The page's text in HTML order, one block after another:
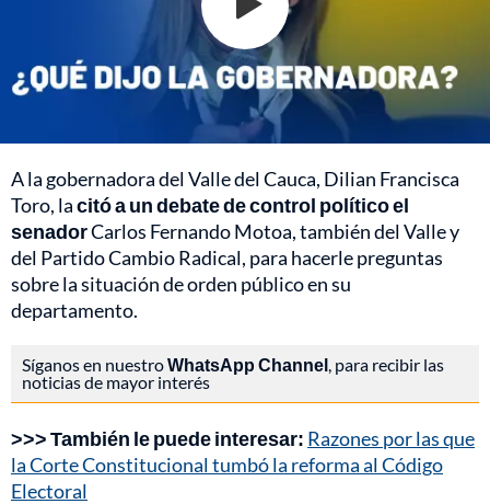
A la gobernadora del Valle del Cauca, Dilian Francisca
Toro, lacitó a un debate de control político el
senadorCarlos Fernando Motoa, también del Valle y
del Partido Cambio Radical, para hacerle preguntas
sobre la situación de orden público en su
departamento.
Síganos en nuestroWhatsApp Channel , para recibir las
noticias de mayor interés
>>> También le puede interesar: Razones por las que
la Corte Constitucional tumbó la reforma al Código
Electoral